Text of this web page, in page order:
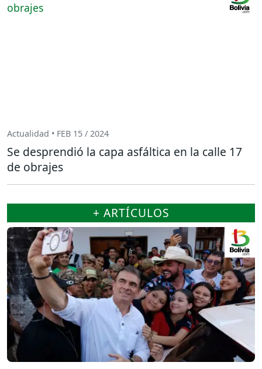
Actualidad • FEB 15 / 2024
Se desprendió la capa asfáltica en la calle 17
de obrajes
+ ARTÍCULOS